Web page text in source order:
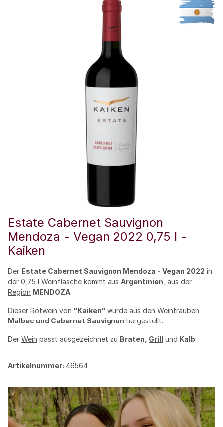
Estate Cabernet Sauvignon
Mendoza - Vegan 2022 0,75 l -
Kaiken
Der Estate Cabernet Sauvignon Mendoza - Vegan 2022 in
der 0,75 l Weinflasche kommt aus Argentinien , aus der
Region MENDOZA.
Dieser Rotwein von "Kaiken" wurde aus den Weintrauben
Malbec und Cabernet Sauvignon hergestellt.
Der Wein passt ausgezeichnet zu Braten, Grill und Kalb.
Artikelnummer: 46564